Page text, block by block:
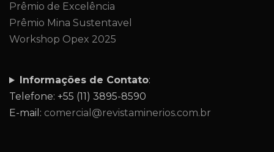
Prêmio de Excelência
Prêmio Mina Sustentavel
Workshop Opex 2025
Informações de Contato:
Telefone: +55 (11) 3895-8590
E-mail: comercial@revistaminerios.com.br